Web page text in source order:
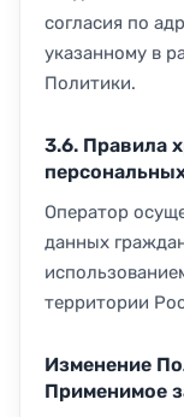
согласия по
указанному в
Политики.
3.6. Правила
Оператор
данных
территории
Изменение
Применимое